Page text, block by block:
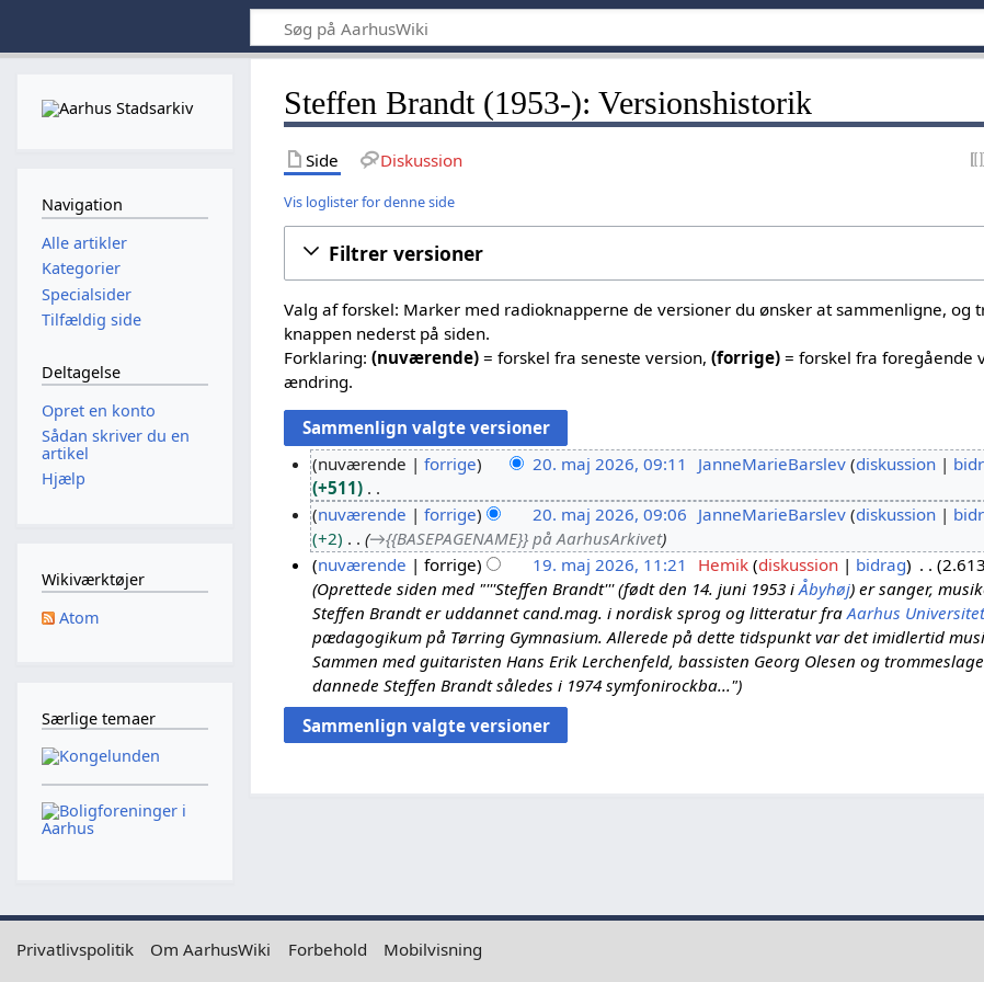
Steffen Brandt (1953-): Versionshistorik
Side Diskussion
Vis loglister for denne side
Filtrer versioner
Valg af forskel: Marker med radioknapperne de versioner du ønsker at sammenligne, og
knappen nederst på siden.
Forklaring:(nuværende) = forskel fra seneste version,(forrige) = forskel fra foregående
ændring.
0
m
nuværende forrige 20. maj 2026, 09:11 JanneMarieBarslev diskussion
+511
I
n
g
e
n
r
e
d
i
g
i
p
s
nuværende forrige 20. maj 2026, 09:06 JanneMarieBarslev diskussion
+2
→{{BASEPAGENAME}} på AarhusArkivet
2
2
nuværende forrige 19. maj 2026, 11:21 Hemik diskussion bidrag
Oprettede siden med "'''Steffen Brandt''' (født den 14. juni 1953 iÅbyhøj) er sanger,
Steffen Brandt er uddannet cand.mag. i nordisk sprog og litteratur fraAarhus Universitet
pædagogikum på Tørring Gymnasium. Allerede på dette tidspunkt var det imidlertid
Sammen med guitaristen Hans Erik Lerchenfeld, bassisten Georg Olesen og
dannede Steffen Brandt således i 1974 symfonirockba..."
Navigation
Alle artikler
Kategorier
Specialsider
Tilfældig side
Deltagelse
Opret en konto
Sådan skriver du en
artikel
Hjælp
Wikiværktøjer
Atom
Særlige temaer
Privatlivspolitik Om AarhusWiki Forbehold Mobilvisning